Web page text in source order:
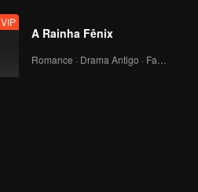
VIP
A Rainha Fênix